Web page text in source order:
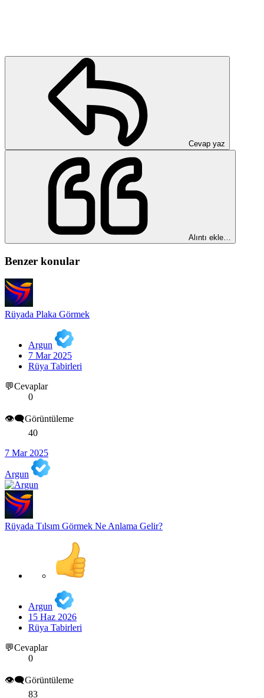
Cevap yaz
Alıntı ekle…
Benzer konular
Rüyada Plaka Görmek
Argun
7 Mar 2025
Rüya Tabirleri
💬Cevaplar
0
👁️‍🗨️Görüntüleme
40
7 Mar 2025
Argun
Rüyada Tılsım Görmek Ne Anlama Gelir?
Argun
15 Haz 2026
Rüya Tabirleri
💬Cevaplar
0
👁️‍🗨️Görüntüleme
83